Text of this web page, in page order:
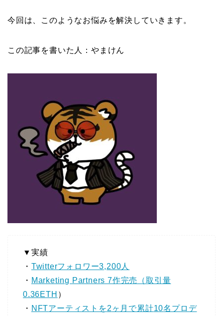
今回は、このようなお悩みを解決していきます。
この記事を書いた人：やまけん
▼実績
・ Twitterフォロワー3,200人
・ Marketing Partners 7作完売（取引量
0.36ETH ）
・ NFTアーティストを2 ヶ月で累計10名プロデ